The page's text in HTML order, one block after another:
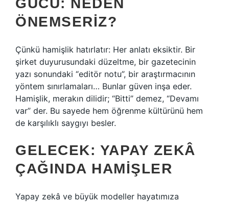
GÜCÜ: NEDEN
ÖNEMSERIZ?
Çünkü hamişlik hatırlatır: Her anlatı eksiktir. Bir
şirket duyurusundaki düzeltme, bir gazetecinin
yazı sonundaki “editör notu”, bir araştırmacının
yöntem sınırlamaları… Bunlar güven inşa eder.
Hamişlik, merakın dilidir; “Bitti” demez, “Devamı
var” der. Bu sayede hem öğrenme kültürünü hem
de karşılıklı saygıyı besler.
GELECEK: YAPAY ZEKÂ
ÇAĞINDA HAMIŞLER
Yapay zekâ ve büyük modeller hayatımıza